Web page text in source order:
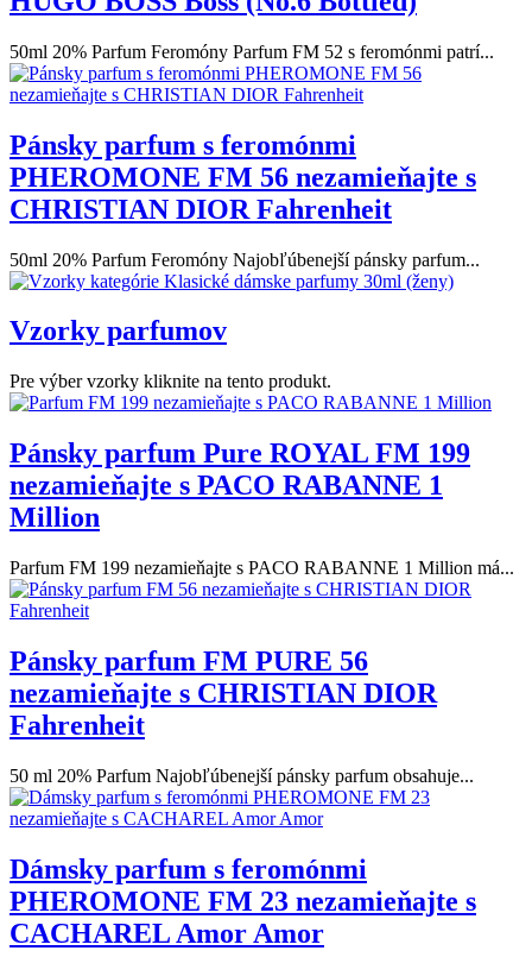
50ml 20% Parfum Feromóny Parfum FM 52 s feromónmi patrí...
Pánsky parfum s feromónmi
PHEROMONE FM 56 nezamieňajte s
CHRISTIAN DIOR Fahrenheit
50ml 20% Parfum Feromóny Najobľúbenejší pánsky parfum...
Vzorky parfumov
Pre výber vzorky kliknite na tento produkt.
Pánsky parfum Pure ROYAL FM 199
nezamieňajte s PACO RABANNE 1
Million
Parfum FM 199 nezamieňajte s PACO RABANNE 1 Million má...
Pánsky parfum FM PURE 56
nezamieňajte s CHRISTIAN DIOR
Fahrenheit
50 ml 20% Parfum Najobľúbenejší pánsky parfum obsahuje...
Dámsky parfum s feromónmi
PHEROMONE FM 23 nezamieňajte s
CACHAREL Amor Amor